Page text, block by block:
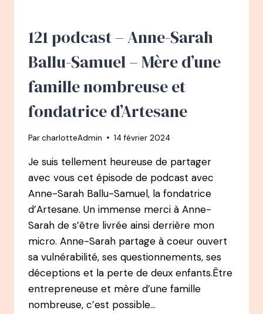
VIE
APRÈS
BURN-
121 podcast – Anne-Sarah
Ballu-Samuel – Mère d’une
famille nombreuse et
fondatrice d’Artesane
ParcharlotteAdmin 14 février 2024
Je suis tellement heureuse de partager
avec vous cet épisode de podcast avec
Anne-Sarah Ballu-Samuel, la fondatrice
d’Artesane. Un immense merci à Anne-
Sarah de s’être livrée ainsi derrière mon
micro. Anne-Sarah partage à coeur ouvert
sa vulnérabilité, ses questionnements, ses
déceptions et la perte de deux enfants.Être
entrepreneuse et mère d’une famille
nombreuse, c’est possible…